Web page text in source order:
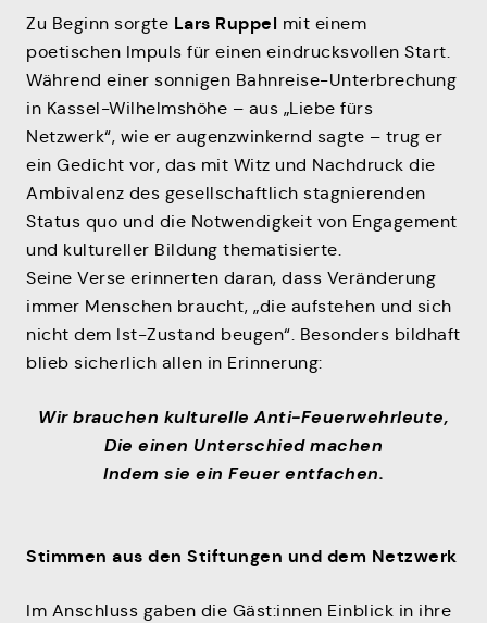
Zu Beginn sorgte Lars Ruppel mit einem
poetischen Impuls für einen eindrucksvollen Start.
Während einer sonnigen Bahnreise-Unterbrechung
in Kassel-Wilhelmshöhe – aus „Liebe fürs
Netzwerk“, wie er augenzwinkernd sagte – trug er
ein Gedicht vor, das mit Witz und Nachdruck die
Ambivalenz des gesellschaftlich stagnierenden
Status quo und die Notwendigkeit von Engagement
und kultureller Bildung thematisierte.
Seine Verse erinnerten daran, dass Veränderung
immer Menschen braucht, „die aufstehen und sich
nicht dem Ist-Zustand beugen“. Besonders bildhaft
blieb sicherlich allen in Erinnerung:
Wir brauchen kulturelle Anti-Feuerwehrleute,
Die einen Unterschied machen
Indem sie ein Feuer entfachen.
Stimmen aus den Stiftungen und dem Netzwerk
Im Anschluss gaben die Gäst:innen Einblick in ihre